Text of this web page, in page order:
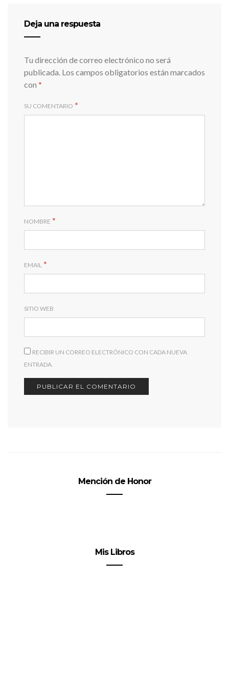
Deja una respuesta
Tu dirección de correo electrónico no será
publicada. Los campos obligatorios están marcados
con *
SU COMENTARIO *
NOMBRE *
EMAIL *
SITIO WEB
RECIBIR UN CORREO ELECTRÓNICO CON CADA NUEVA
ENTRADA.
Mención de Honor
Mis Libros